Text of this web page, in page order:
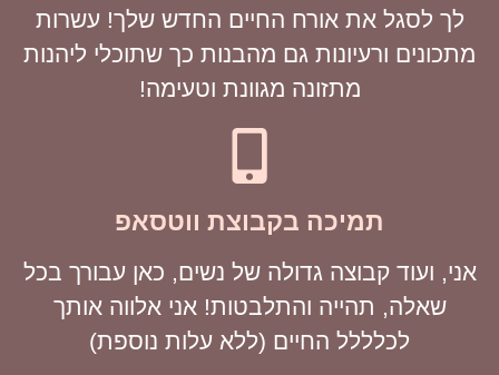
לך לסגל את אורח החיים החדש שלך! עשרות
מתכונים ורעיונות גם מהבנות כך שתוכלי ליהנות
מתזונה מגוונת וטעימה!
תמיכה בקבוצת ווטסאפ
אני, ועוד קבוצה גדולה של נשים, כאן עבורך בכל
שאלה, תהייה והתלבטות! אני אלווה אותך
לכלללל החיים (ללא עלות נוספת)